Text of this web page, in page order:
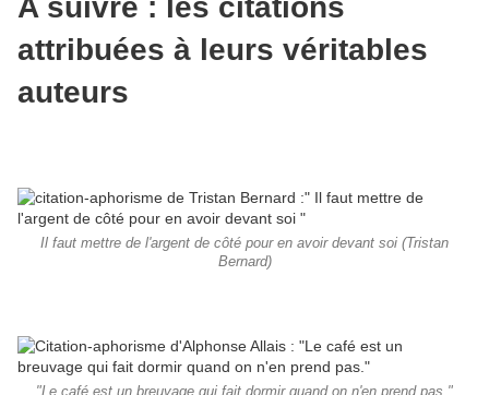
A suivre : les citations
attribuées à leurs véritables
auteurs
Il faut mettre de l'argent de côté pour en avoir devant soi (Tristan
Bernard)
"Le café est un breuvage qui fait dormir quand on n'en prend pas."